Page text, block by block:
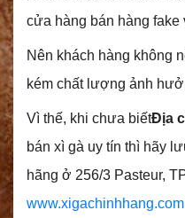
cửa hàng bán hàng
Nên khách hàng không
kém chất lượng ảnh
Vì thế, khi chưa biếtĐịa
bán xì gà uy tín thì hãy
hãng ở 256/3 Pasteur,
www.xigachinhhang.com